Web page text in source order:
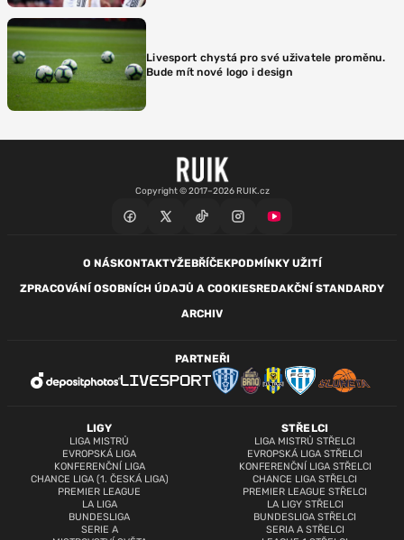
Livesport chystá pro své uživatele proměnu.
Bude mít nové logo i design
Copyright © 2017–2026 RUIK.cz
O NÁSKONTAKTYŽEBŘÍČEKPODMÍNKY UŽITÍ
ZPRACOVÁNÍ OSOBNÍCH ÚDAJŮ A COOKIESREDAKČNÍ STANDARDY
ARCHIV
LIGY
LIGA MISTRŮ
EVROPSKÁ LIGA
KONFERENČNÍ LIGA
CHANCE LIGA (1. ČESKÁ LIGA)
PREMIER LEAGUE
LA LIGA
BUNDESLIGA
SERIE A
STŘELCI
LIGA MISTRŮ STŘELCI
EVROPSKÁ LIGA STŘELCI
KONFERENČNÍ LIGA STŘELCI
CHANCE LIGA STŘELCI
PREMIER LEAGUE STŘELCI
LA LIGY STŘELCI
BUNDESLIGA STŘELCI
SERIA A STŘELCI
PARTNEŘI